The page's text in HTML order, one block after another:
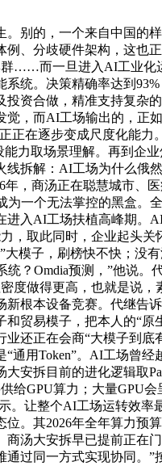
的，一个来自中国的样
例、分歧硬件架构，这也
……而一旦进入AI工业化
系统。决策精确率达到
投资合做，精准支持复杂
觉，而AI工场输出的，正
正在逐步变成尺度化能
力取场景理解。再到企
线拆解：AI工场为什么俄
年，商汤正在聪慧城市、
为一个无法掌控的黑盒。
进入AI工场扶植高峰期。
，取此同时，企业起头
大模子，刷榜快不快；没
？Omdia预测，”他说
度做得更高，也就是说
新根本设备竞赛。代继告
和贸易模子，把本人的“
业还正在会商“大模子到
“通用Token”。AI工场曾
安拆目前的进化逻辑取
给GPU算力；大量GPU
。让整个AI工场运转效
。其2026年全年算力预
商汤大安拆早已提前正在
过同一方式实现协同。”